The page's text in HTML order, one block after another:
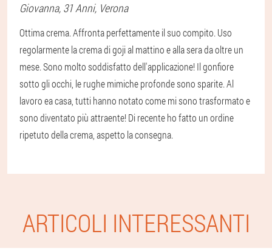
Giovanna, 31 Anni, Verona
Ottima crema. Affronta perfettamente il suo compito. Uso
regolarmente la crema di goji al mattino e alla sera da oltre un
mese. Sono molto soddisfatto dell'applicazione! Il gonfiore
sotto gli occhi, le rughe mimiche profonde sono sparite. Al
lavoro ea casa, tutti hanno notato come mi sono trasformato e
sono diventato più attraente! Di recente ho fatto un ordine
ripetuto della crema, aspetto la consegna.
ARTICOLI INTERESSANTI